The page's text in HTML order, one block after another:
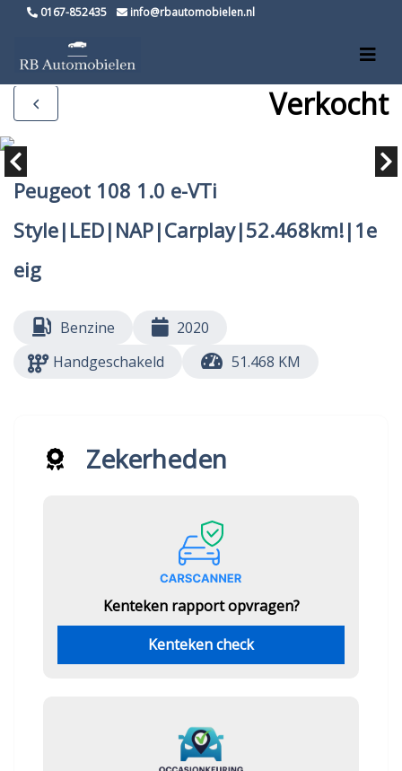
0167-852435 info@rbautomobielen.nl
Verkocht
Peugeot 108 1.0 e-VTi
Style|LED|NAP|Carplay|52.468km!|1e
eig
Benzine
2020
Handgeschakeld
51.468 KM
Zekerheden
Kenteken rapport opvragen?
Kenteken check